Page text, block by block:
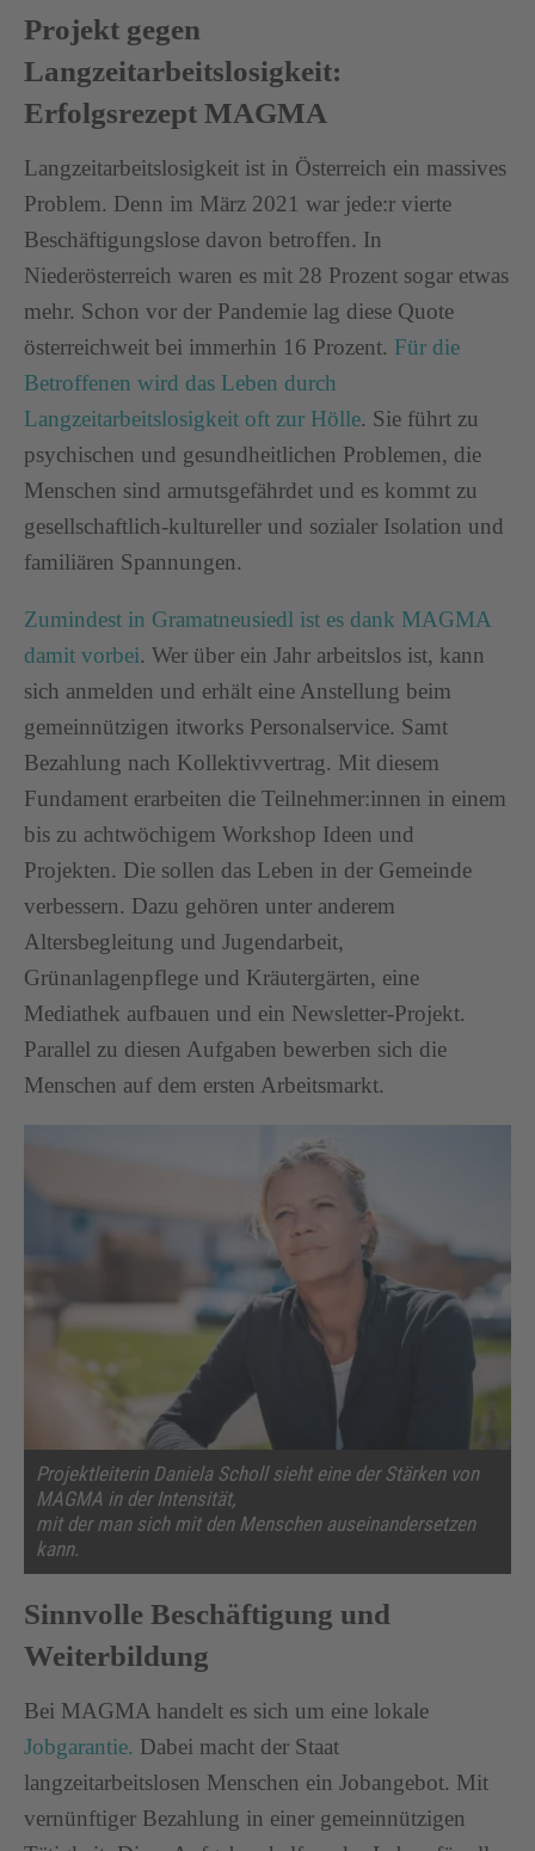
Projekt gegen
Langzeitarbeitslosigkeit:
Erfolgsrezept MAGMA
Langzeitarbeitslosigkeit ist in Österreich ein massives
Problem. Denn im März 2021 war jede:r vierte
Beschäftigungslose davon betroffen. In
Niederösterreich waren es mit 28 Prozent sogar etwas
mehr. Schon vor der Pandemie lag diese Quote
österreichweit bei immerhin 16 Prozent. Für die
Betroffenen wird das Leben durch
Langzeitarbeitslosigkeit oft zur Hölle. Sie führt zu
psychischen und gesundheitlichen Problemen, die
Menschen sind armutsgefährdet und es kommt zu
gesellschaftlich-kultureller und sozialer Isolation und
familiären Spannungen.
Zumindest in Gramatneusiedl ist es dank MAGMA
damit vorbei. Wer über ein Jahr arbeitslos ist, kann
sich anmelden und erhält eine Anstellung beim
gemeinnützigen itworks Personalservice. Samt
Bezahlung nach Kollektivvertrag. Mit diesem
Fundament erarbeiten die Teilnehmer:innen in einem
bis zu achtwöchigem Workshop Ideen und
Projekten. Die sollen das Leben in der Gemeinde
verbessern. Dazu gehören unter anderem
Altersbegleitung und Jugendarbeit,
Grünanlagenpflege und Kräutergärten, eine
Mediathek aufbauen und ein Newsletter-Projekt.
Parallel zu diesen Aufgaben bewerben sich die
Menschen auf dem ersten Arbeitsmarkt.
Projektleiterin Daniela Scholl sieht eine der Stärken von
MAGMA in der Intensität,
mit der man sich mit den Menschen auseinandersetzen
kann.
Sinnvolle Beschäftigung und
Weiterbildung
Bei MAGMA handelt es sich um eine lokale
Jobgarantie. Dabei macht der Staat
langzeitarbeitslosen Menschen ein Jobangebot. Mit
vernünftiger Bezahlung in einer gemeinnützigen